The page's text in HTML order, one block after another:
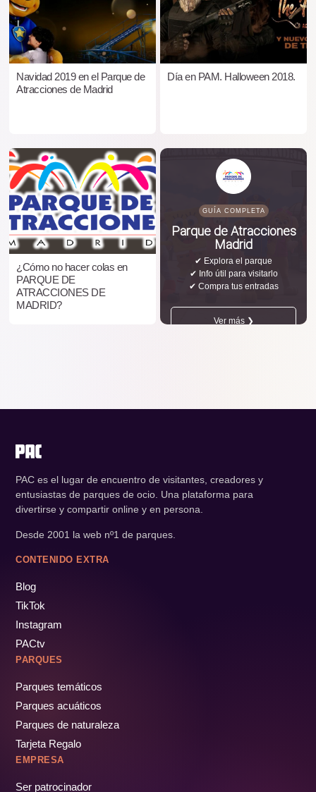
Navidad 2019 en el Parque de
Atracciones de Madrid
Día en PAM. Halloween 2018.
¿Cómo no hacer colas en
PARQUE DE
ATRACCIONES DE
MADRID?
GUÍA COMPLETA
Parque de Atracciones
Madrid
✔ Explora el parque
✔ Info útil para visitarlo
✔ Compra tus entradas
Ver más ❯
PAC es el lugar de encuentro de visitantes, creadores y
entusiastas de parques de ocio. Una plataforma para
divertirse y compartir online y en persona.
Desde 2001 la web nº1 de parques.
CONTENIDO EXTRA
Blog
TikTok
Instagram
PACtv
PARQUES
Parques temáticos
Parques acuáticos
Parques de naturaleza
Tarjeta Regalo
EMPRESA
Ser patrocinador